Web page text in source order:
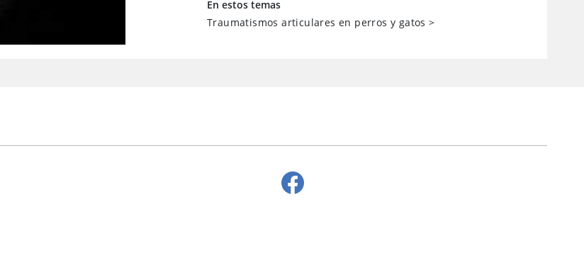
En estos temas
Traumatismos articulares en perros y gatos >